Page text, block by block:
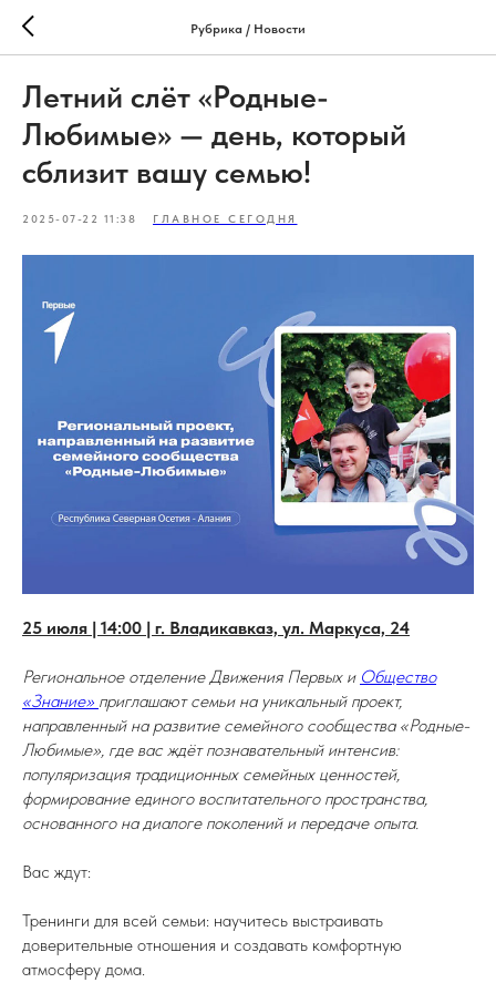
Рубрика / Новости
Летний слёт «Родные-
Любимые» — день, который
сблизит вашу семью!
2025-07-22 11:38 ГЛАВНОЕ СЕГОДНЯ
25 июля | 14:00 | г. Владикавказ, ул. Маркуса, 24
Региональное отделение Движения Первых и Общество
«Знание» приглашают семьи на уникальный проект,
направленный на развитие семейного сообщества «Родные-
Любимые», где вас ждёт познавательный интенсив:
популяризация традиционных семейных ценностей,
формирование единого воспитательного пространства,
основанного на диалоге поколений и передаче опыта.
Вас ждут:
Тренинги для всей семьи: научитесь выстраивать
доверительные отношения и создавать комфортную
атмосферу дома.